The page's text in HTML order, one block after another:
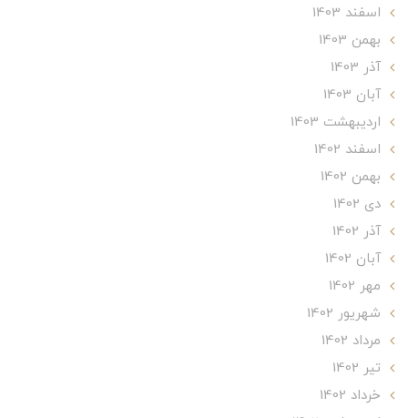
اسفند 1403
بهمن 1403
آذر 1403
آبان 1403
ارديبهشت 1403
اسفند 1402
بهمن 1402
دی 1402
آذر 1402
آبان 1402
مهر 1402
شهریور 1402
مرداد 1402
تير 1402
خرداد 1402